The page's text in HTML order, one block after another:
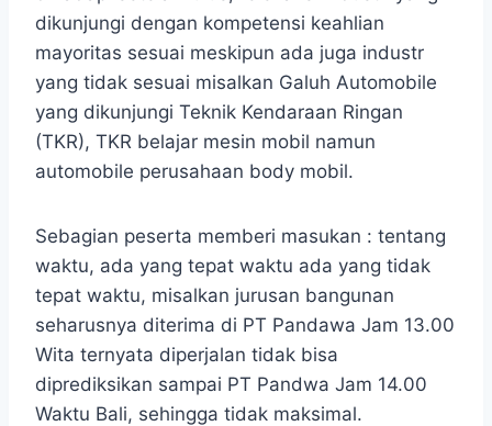
dikunjungi dengan kompetensi keahlian
mayoritas sesuai meskipun ada juga industr
yang tidak sesuai misalkan Galuh Automobile
yang dikunjungi Teknik Kendaraan Ringan
(TKR), TKR belajar mesin mobil namun
automobile perusahaan body mobil.
Sebagian peserta memberi masukan : tentang
waktu, ada yang tepat waktu ada yang tidak
tepat waktu, misalkan jurusan bangunan
seharusnya diterima di PT Pandawa Jam 13.00
Wita ternyata diperjalan tidak bisa
diprediksikan sampai PT Pandwa Jam 14.00
Waktu Bali, sehingga tidak maksimal.